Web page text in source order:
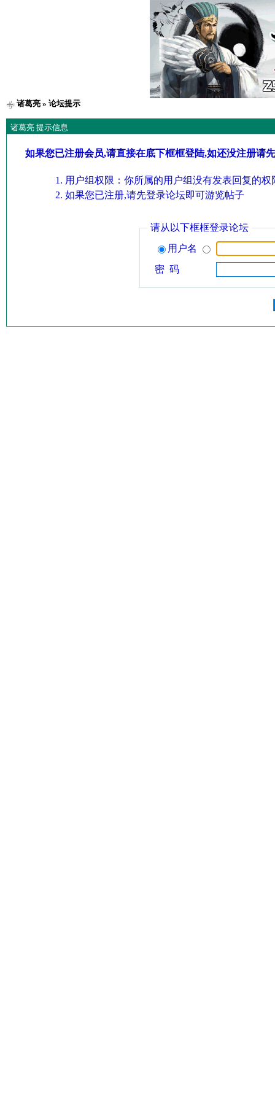
诸葛亮» 论坛提示
诸葛亮 提示信息
如果您已注册会员,请直接在底下框框登陆,如还没注册请
用户组权限：你所属的用户组没有发表回复的权
如果您已注册,请先登录论坛即可游览帖子
请从以下框框登录论坛
用户名
密 码